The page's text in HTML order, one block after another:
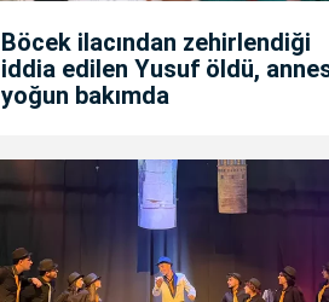
Böcek ilacından zehirlendiği
iddia edilen Yusuf öldü,
yoğun bakımda